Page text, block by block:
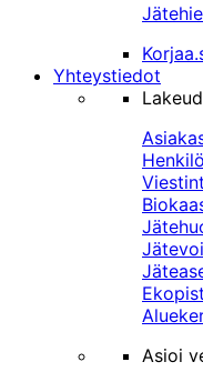
Yhteystiedot
Asioi